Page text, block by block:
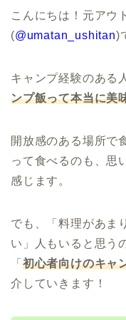
こんにちは！元アウ
(@umatan_ushitan)
キャンプ経験のある
ンプ飯って本当に美
開放感のある場所で
って食べるのも、思
感じます。
でも、「料理があま
い」人もいると思う
「 初心者向けのキャ
介していきます！